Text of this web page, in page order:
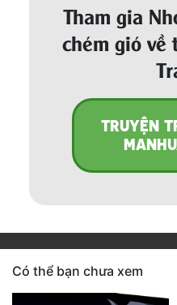
Tham gia
chém gió về
TRUYỆN
Có thể bạn chưa xem